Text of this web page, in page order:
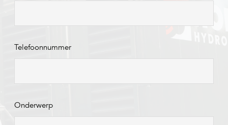
Telefoonnummer
Onderwerp